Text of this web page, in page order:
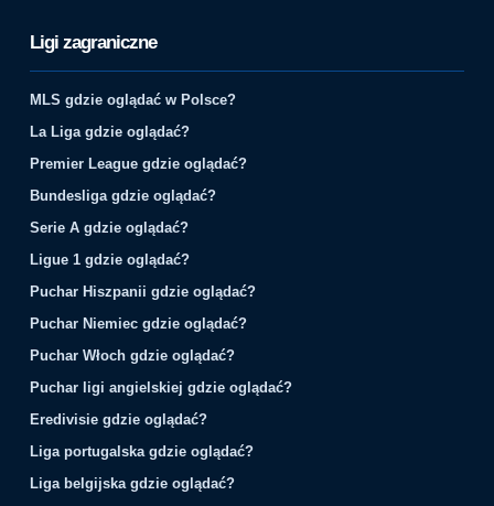
Ligi zagraniczne
MLS gdzie oglądać w Polsce?
La Liga gdzie oglądać?
Premier League gdzie oglądać?
Bundesliga gdzie oglądać?
Serie A gdzie oglądać?
Ligue 1 gdzie oglądać?
Puchar Hiszpanii gdzie oglądać?
Puchar Niemiec gdzie oglądać?
Puchar Włoch gdzie oglądać?
Puchar ligi angielskiej gdzie oglądać?
Eredivisie gdzie oglądać?
Liga portugalska gdzie oglądać?
Liga belgijska gdzie oglądać?